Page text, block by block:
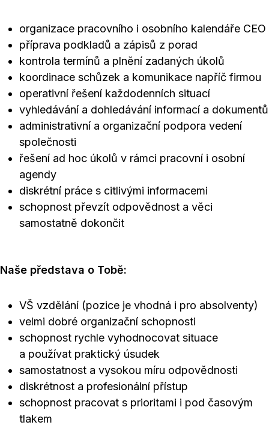
organizace pracovního i osobního kalendáře CEO
příprava podkladů a zápisů z porad
kontrola termínů a plnění zadaných úkolů
koordinace schůzek a komunikace napříč firmou
operativní řešení každodenních situací
vyhledávání a dohledávání informací a dokumentů
administrativní a organizační podpora vedení
společnosti
řešení ad hoc úkolů v rámci pracovní i osobní
agendy
diskrétní práce s citlivými informacemi
schopnost převzít odpovědnost a věci
samostatně dokončit
Naše představa o Tobě:
VŠ vzdělání (pozice je vhodná i pro absolventy)
velmi dobré organizační schopnosti
schopnost rychle vyhodnocovat situace
a používat praktický úsudek
samostatnost a vysokou míru odpovědnosti
diskrétnost a profesionální přístup
schopnost pracovat s prioritami i pod časovým
tlakem